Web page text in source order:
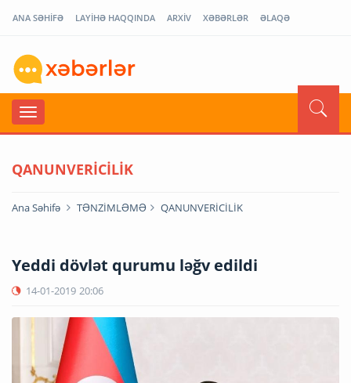
ANA SƏHİFƏ LAYİHƏ HAQQINDA ARXİV XƏBƏRLƏR ƏLAQƏ
QANUNVERİCİLİK
Ana Səhifə TƏNZİMLƏMƏ QANUNVERİCİLİK
Yeddi dövlət qurumu ləğv edildi
14-01-2019 20:06